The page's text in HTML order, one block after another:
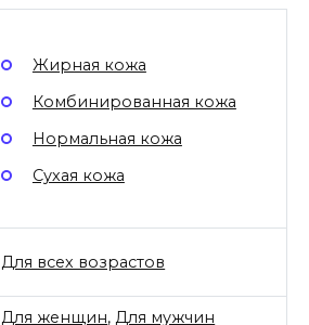
Жирная кожа
Комбинированная кожа
Нормальная кожа
Сухая кожа
Для всех возрастов
Для женщин,Для мужчин